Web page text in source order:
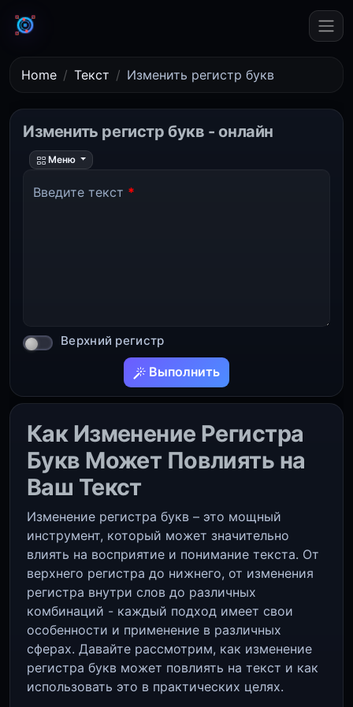
Home Текст Изменить регистр букв
Изменить регистр букв - онлайн
Меню
Введите текст *
Верхний регистр
Выполнить
Как Изменение Регистра
Букв Может Повлиять на
Ваш Текст
Изменение регистра букв – это мощный
инструмент, который может значительно
влиять на восприятие и понимание текста. От
верхнего регистра до нижнего, от изменения
регистра внутри слов до различных
комбинаций - каждый подход имеет свои
особенности и применение в различных
сферах. Давайте рассмотрим, как изменение
регистра букв может повлиять на текст и как
использовать это в практических целях.